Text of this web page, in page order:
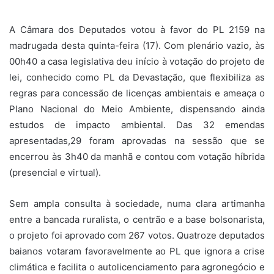
A Câmara dos Deputados votou à favor do PL 2159 na
madrugada desta quinta-feira (17). Com plenário vazio, às
00h40 a casa legislativa deu início à votação do projeto de
lei, conhecido como PL da Devastação, que flexibiliza as
regras para concessão de licenças ambientais e ameaça o
Plano Nacional do Meio Ambiente, dispensando ainda
estudos de impacto ambiental. Das 32 emendas
apresentadas,29 foram aprovadas na sessão que se
encerrou às 3h40 da manhã e contou com votação híbrida
(presencial e virtual).
Sem ampla consulta à sociedade, numa clara artimanha
entre a bancada ruralista, o centrão e a base bolsonarista,
o projeto foi aprovado com 267 votos. Quatroze deputados
baianos votaram favoravelmente ao PL que ignora a crise
climática e facilita o autolicenciamento para agronegócio e